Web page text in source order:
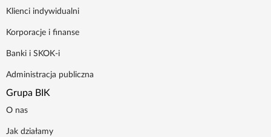
Klienci indywidualni
Korporacje i finanse
Banki i SKOK-i
Administracja publiczna
Grupa BIK
O nas
Jak działamy